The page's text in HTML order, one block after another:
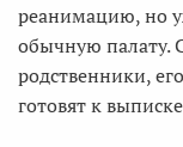
реанимацию, но
обычную палату.
родственники,
готовят к